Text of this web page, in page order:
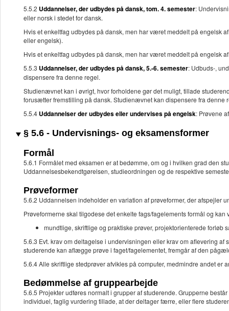
5.5.2 Uddannelser, der udbydes på dansk, tom. 4. semester:
eller norsk i stedet for dansk.
Hvis et enkeltfag udbydes på dansk, men har været meddelt på engelsk
eller engelsk).
Hvis et enkeltfag udbydes på dansk, men har været meddelt på engelsk
5.5.3 Uddannelser, der udbydes på dansk, 5.-6. semester: Udbuds-,
dispensere fra denne regel.
Studienævnet kan i øvrigt, hvor forholdene gør det muligt, tillade
forusætter fremstilling på dansk. Studienævnet kan dispensere fra denne
5.5.4 Uddannelser der udbydes eller undervises på engelsk: Prøvene
§ 5.6 - Undervisnings- og eksamensformer
Formål
5.6.1 Formålet med eksamen er at bedømme, om og i hvilken grad den
Uddannelsesbekendtgørelsen, studieordningen og de respektive
Prøveformer
5.6.2 Uddannelsen indeholder en variation af prøveformer, der afspejler
Prøveformerne skal tilgodese det enkelte fags/fagelements formål og kan
mundtlige, skriftlige og praktiske prøver, projektorienterede forløb
5.6.3 Evt. krav om deltagelse i undervisningen eller krav om aflevering
studerende kan aflægge prøve i faget/fagelementet, fremgår af den
5.6.4 Alle skriftlige stedprøver afvikles på computer, medmindre andet er
Bedømmelse af gruppearbejde
5.6.5 Projekter udføres normalt i grupper af studerende. Grupperne
individuel, faglig vurdering tillade, at der deltager færre, eller flere